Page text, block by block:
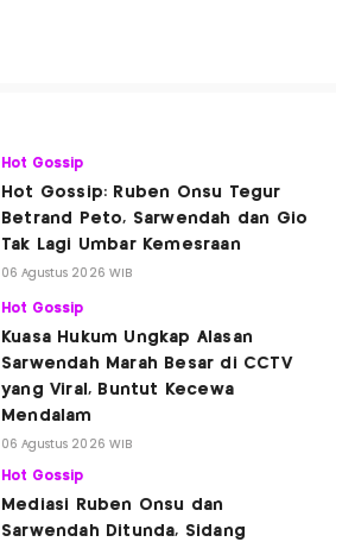
Hot Gossip
Hot Gossip: Ruben Onsu Tegur
Betrand Peto, Sarwendah dan Gio
Tak Lagi Umbar Kemesraan
06 Agustus 2026 WIB
Hot Gossip
Kuasa Hukum Ungkap Alasan
Sarwendah Marah Besar di CCTV
yang Viral, Buntut Kecewa
Mendalam
06 Agustus 2026 WIB
Hot Gossip
Mediasi Ruben Onsu dan
Sarwendah Ditunda, Sidang